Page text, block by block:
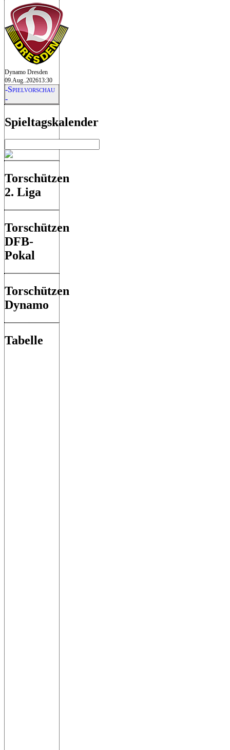
Dynamo Dresden
09.Aug..202613:30
-Spielvorschau
-
Spieltagskalender
Torschützen
2. Liga
Torschützen
DFB-
Pokal
Torschützen
Dynamo
Tabelle